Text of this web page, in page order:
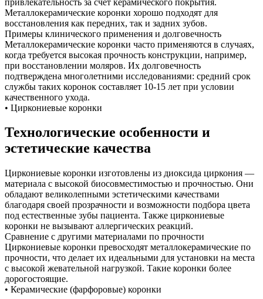
Металлокерамические коронки хорошо подходят для
восстановления как передних, так и задних зубов.
Примеры клинического применения и долговечность
Металлокерамические коронки часто применяются в случаях,
когда требуется высокая прочность конструкции, например,
при восстановлении моляров. Их долговечность
подтверждена многолетними исследованиями: средний срок
службы таких коронок составляет 10-15 лет при условии
качественного ухода.
• Циркониевые коронки
Технологические особенности и
эстетические качества
Циркониевые коронки изготовлены из диоксида циркония —
материала с высокой биосовместимостью и прочностью. Они
обладают великолепными эстетическими качествами
благодаря своей прозрачности и возможности подбора цвета
под естественные зубы пациента. Также циркониевые
коронки не вызывают аллергических реакций.
Сравнение с другими материалами по прочности
Циркониевые коронки превосходят металлокерамические по
прочности, что делает их идеальными для установки на места
с высокой жевательной нагрузкой. Такие коронки более
дорогостоящие.
• Керамические (фарфоровые) коронки